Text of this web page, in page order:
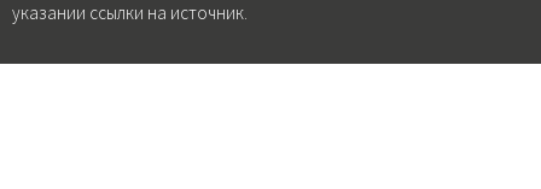
указании ссылки на источник.